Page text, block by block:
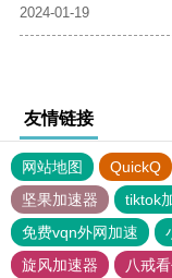
2024-01-19
友情链接
网站地图 QuickQ
坚果加速器
tiktok
免费vqn外网加速
旋风加速器
八戒